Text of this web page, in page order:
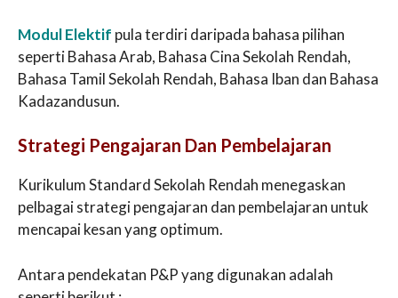
Modul Elektif pula terdiri daripada bahasa pilihan
seperti Bahasa Arab, Bahasa Cina Sekolah Rendah,
Bahasa Tamil Sekolah Rendah, Bahasa Iban dan Bahasa
Kadazandusun.
Strategi Pengajaran Dan Pembelajaran
Kurikulum Standard Sekolah Rendah menegaskan
pelbagai strategi pengajaran dan pembelajaran untuk
mencapai kesan yang optimum.
Antara pendekatan P&P yang digunakan adalah